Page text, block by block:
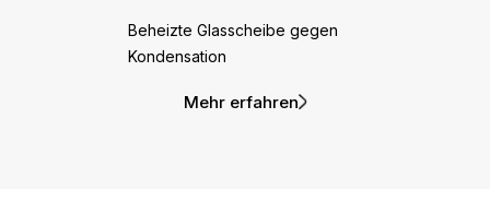
Beheizte Glasscheibe gegen
Kondensation
Mehr erfahren